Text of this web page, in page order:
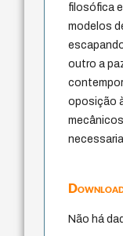
filosófica
modelos
outro a
oposição
Não há